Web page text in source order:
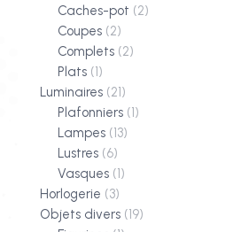
Caches-pot (2)
Coupes (2)
Complets (2)
Plats (1)
Luminaires (21)
Plafonniers (1)
Lampes (13)
Lustres (6)
Vasques (1)
Horlogerie (3)
Objets divers (19)